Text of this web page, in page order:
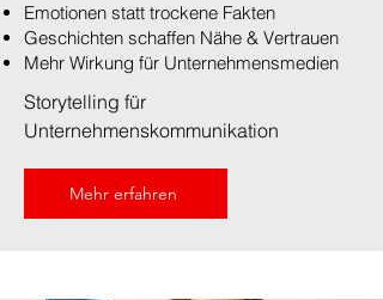
Emotionen statt trockene Fakten
Geschichten schaffen Nähe & Vertrauen
Mehr Wirkung für Unternehmensmedien
Storytelling für
Unternehmenskommunikation
Mehr erfahren